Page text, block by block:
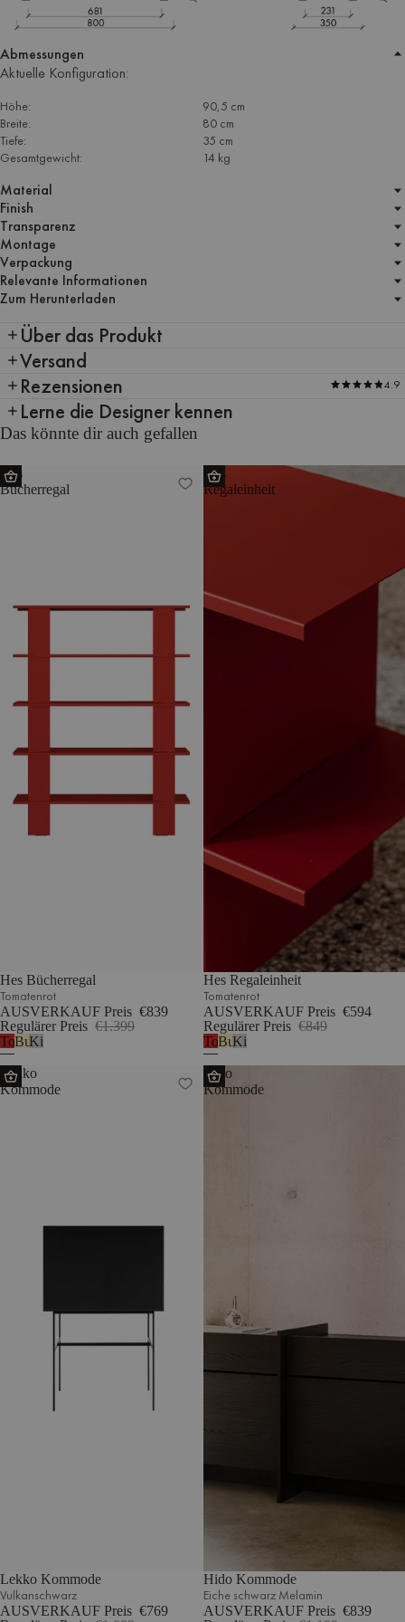
Abmessungen
Aktuelle Konfiguration:
Höhe:
90,5 cm
Breite:
80 cm
Tiefe:
35 cm
Gesamtgewicht:
14 kg
Material
Finish
Transparenz
Montage
Verpackung
Relevante Informationen
Zum Herunterladen
Über das Produkt
Versand
Rezensionen
4.9
Lerne die Designer kennen
Das könnte dir auch gefallen
Hes
Bücherregal
Hes Bücherregal
Tomatenrot
AUSVERKAUF Preis €839
Regulärer Preis €1.399
Tomatenrot
Buttergelb
Kieselgrau
Hes
Regaleinheit
Hes Regaleinheit
Tomatenrot
AUSVERKAUF Preis €594
Regulärer Preis €849
Tomatenrot
Buttergelb
Kieselgrau
Lekko
Kommode
Lekko Kommode
Vulkanschwarz
AUSVERKAUF Preis €769
Hido
Kommode
Hido Kommode
Eiche schwarz Melamin
AUSVERKAUF Preis €839